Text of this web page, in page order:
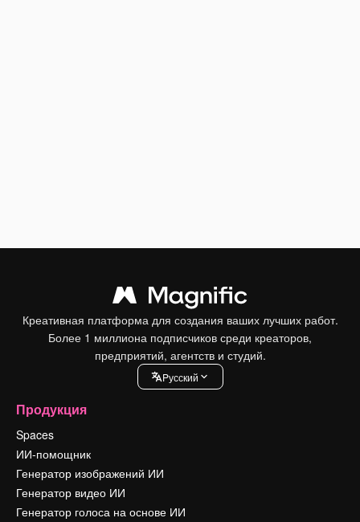
Креативная платформа для создания ваших лучших работ.
Более 1 миллиона подписчиков среди креаторов,
предприятий, агентств и студий.
Pусский
Продукция
Spaces
ИИ-помощник
Генератор изображений ИИ
Генератор видео ИИ
Генератор голоса на основе ИИ